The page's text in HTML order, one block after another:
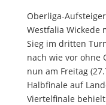
Oberliga-
Westfalia Wickede
Sieg im dritten
nach wie vor
nun am Freitag
Halbfinale auf
Viertelfinale